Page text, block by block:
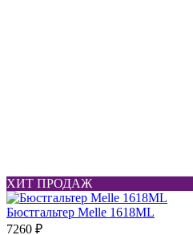
ХИТ ПРОДАЖ
Бюстгальтер Melle 1618ML
7260 ₽